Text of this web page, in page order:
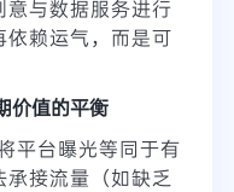
与数据服务进行
依赖运气，而是可
价值的平衡
平台曝光等同于有
接流量（如缺乏